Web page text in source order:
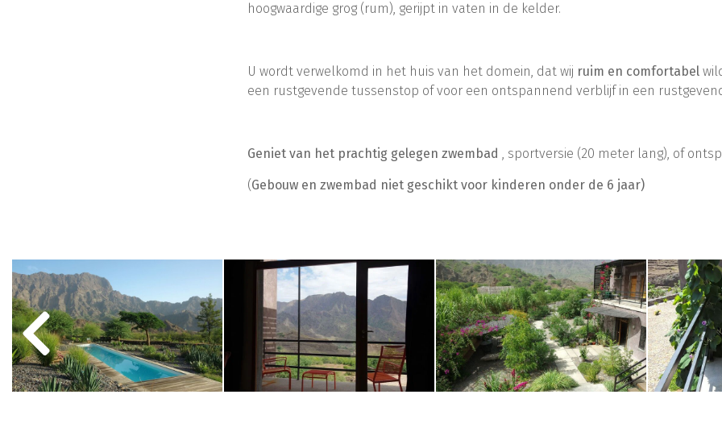
hoogwaardige grog (rum), gerijpt in vaten in de kelder.
U wordt verwelkomd in het huis van het domein, dat wij ruim en comfortabel
een rustgevende tussenstop of voor een ontspannend verblijf in een
Geniet van het prachtig gelegen zwembad , sportversie (20 meter lang), of
(Gebouw en zwembad niet geschikt voor kinderen onder de 6 jaar)